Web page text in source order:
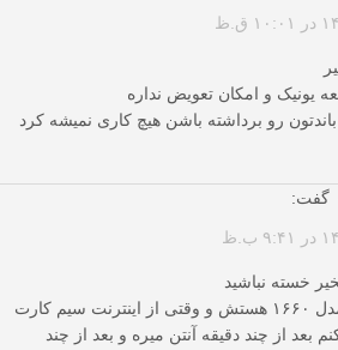
یونیک و امکان تعویض نداره
رو برداشته باشن هیچ کاری نمیشه کرد
گفت:
خسته نباشید
گوشی من مدل ۱۶۶۰ هستش و وقتی از اینترنت سیم کارت
بعد از چند دقیقه آنتن میره و بعد از چند